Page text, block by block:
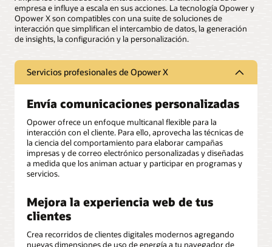
empresa e influye a escala en sus acciones. La tecnología Opower y
Opower X son compatibles con una suite de soluciones de
interacción que simplifican el intercambio de datos, la generación
de insights, la configuración y la personalización.
Servicios profesionales de Opower X
Envía comunicaciones personalizadas
Opower ofrece un enfoque multicanal flexible para la
interacción con el cliente. Para ello, aprovecha las técnicas de
la ciencia del comportamiento para elaborar campañas
impresas y de correo electrónico personalizadas y diseñadas
a medida que los animan actuar y participar en programas y
servicios.
Mejora la experiencia web de tus
clientes
Crea recorridos de clientes digitales modernos agregando
nuevas dimensiones de uso de energía a tu navegador de